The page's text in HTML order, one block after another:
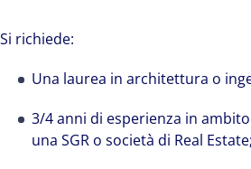
Si richiede:
Una laurea in architettura o
3/4 anni di esperienza in
una SGR o società di Real Estate;